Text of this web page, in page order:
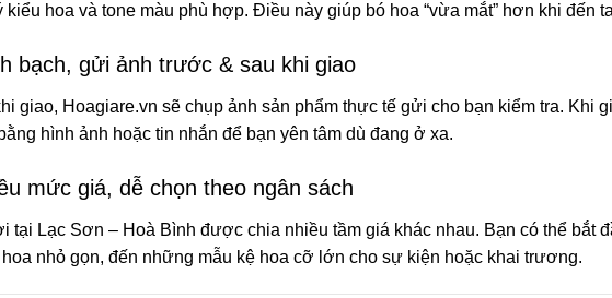
kiểu hoa và tone màu phù hợp. Điều này giúp bó hoa “vừa mắt” hơn khi đến
bạch, gửi ảnh trước & sau khi giao
giao, Hoagiare.vn sẽ chụp ảnh sản phẩm thực tế gửi cho bạn kiểm tra. Khi
hình ảnh hoặc tin nhắn để bạn yên tâm dù đang ở xa.
mức giá, dễ chọn theo ngân sách
tại Lạc Sơn – Hoà Bình được chia nhiều tầm giá khác nhau. Bạn có thể bắt
hoa nhỏ gọn, đến những mẫu kệ hoa cỡ lớn cho sự kiện hoặc khai trương.